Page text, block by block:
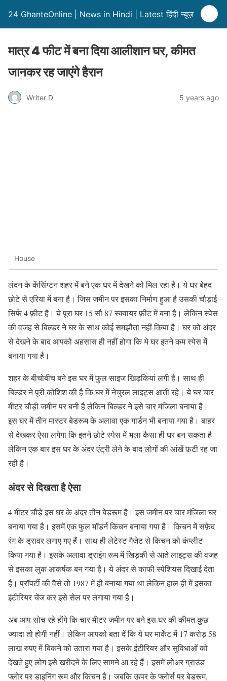
24 GhanteOnline | News in Hindi | Latest हिंदी न्यूज़
मात्र 4 फीट में बना दिया आलीशान घर, कीमत
जानकर रह जाएंगे हैरान
Writer D 5 years ago
House
लंदन के केंसिंग्टन शहर में बने एक घर में देखने को मिल रहा है। ये घर बेहद
छोटे से एरिया में बना है। जिस जमीन पर इसका निर्माण हुआ है उसकी चौड़ाई
सिर्फ 4 फ़ीट है। ये पूरा घर 15 सौ 87 स्क्वायर फ़ीट में बना है। लेकिन स्पेस
की वजह से बिल्डर ने घर के साथ कोई समझौता नहीं किया है। घर को अंदर
से देखने के बाद आपको अहसास ही नहीं होगा कि ये घर इतने कम स्पेस में
बनाया गया है।
शहर के बीचोबीच बने इस घर में फुल साइज खिड़कियां लगी है। साथ ही
बिल्डर ने पूरी कोशिश की है कि घर में नेचुरल लाइट्स आती रहे। ये घर चार
मीटर चौड़ी जमीन पर बनी है लेकिन बिल्डर ने इसे चार मंजिला बनाया है।
इस घर में तीन मास्टर बेडरूम के अलावा एक गार्डन भी बनाया गया है। बाहर
से देखकर ऐसा लगेगा कि इतने छोटे स्पेस में भला कैसा ही घर बन सकता है
लेकिन एक बार इस घर के अंदर एंट्री लेने के बाद लोगों की आंखें फ़टी रह जा
रही है।
अंदर से दिखता है ऐसा
4 मीटर चौड़े इस घर के अंदर तीन बेडरूम है। इस जमीन पर चार मंजिला घर
बनाया गया है। इसमें एक फुल मॉडर्न किचन बनाया गया है। किचन में सफ़ेद
रंग के ड्रावर लगाए गए हैं। साथ ही लेटेस्ट गैजेट से किचन को कंप्लीट
किया गया है। इसके अलावा ड्राइंग रूम में खिड़की से आते लाइट्स की वजह
से इसका लुक आकर्षक बन गया है। ये अंदर से काफी स्पेशियस दिखाई देता
है। प्रॉपर्टी की वैसे तो 1987 में ही बनाया गया था लेकिन हाल ही में इसका
इंटीरियर चेंज कर इसे सेल पर लगाया गया है।
अब आप सोच रहे होंगे कि चार मीटर जमीन पर बने इस घर की कीमत कुछ
ज्यादा तो होगी नहीं। लेकिन आपको बता दें कि ये घर मार्केट में 17 करोड़ 58
लाख रुपए में बिकने को उतारा गया है। इसके इंटीरियर और सुविधाओं को
देखते हुए लोग इसे खरीदने के लिए सामने आ रहे हैं। इसमें लोअर ग्राउंड
फ्लोर पर डाइनिंग रूम और किचन है। जबकि ऊपर के फ्लोर्स पर बेडरूम,